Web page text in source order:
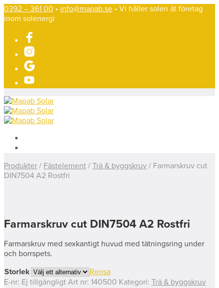
0392 – 361 00 • info@mapab.se • Vi håller solen åt företag
inom solenergi
Produkter / Fästelement / Trä & byggskruv / Farmarskruv cut
DIN7504 A2 Rostfri
Farmarskruv cut DIN7504 A2 Rostfri
Farmarskruv med sexkantigt huvud med tätningsring under
och borrspets.
Storlek
Rensa
E-nr: Ej tillgängligt Art nr: 140500 Kategori: Trä & byggskruv